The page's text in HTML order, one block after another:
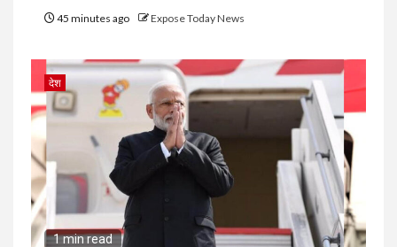
45 minutes ago Expose Today News
देश
1 min read